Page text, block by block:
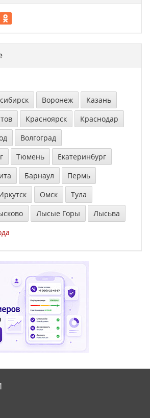
Воронеж
Казань
Красноярск
Краснодар
Волгоград
Тюмень
Екатеринбург
Барнаул
Пермь
Омск
Тула
Лысые Горы
Лысьва